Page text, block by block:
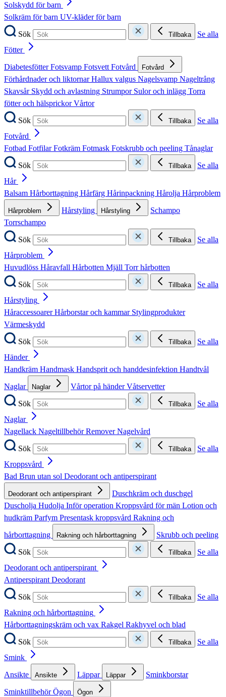
Solskydd för barn
Solkräm för barn UV-kläder för barn
Sök
Tillbaka
Se alla
Fötter
DiabetesfötterFotsvamp FotsvettFotvård Fotvård
Förhårdnader och liktornarHallux valgus Nagelsvamp Nageltrång
Skavsår Skydd och avlastning Strumpor Sulor och inlägg Torra
fötter och hälsprickorVårtor
Sök
Tillbaka
Se alla
Fotvård
Fotbad FotfilarFotkräm Fotmask Fotskrubb och peeling Tånaglar
Sök
Tillbaka
Se alla
Hår
Balsam Hårborttagning Hårfärg Hårinpackning Hårolja Hårproblem
Hårproblem Hårstyling Hårstyling
Schampo
Torrschampo
Sök
Tillbaka
Se alla
Hårproblem
Huvudlöss Håravfall Hårbotten Mjäll Torr hårbotten
Sök
Tillbaka
Se alla
Hårstyling
HåraccessoarerHårborstar och kammar Stylingprodukter
Värmeskydd
Sök
Tillbaka
Se alla
Händer
Handkräm Handmask Handsprit och handdesinfektion Handtvål
Naglar
Naglar Vårtor på händerVåtservetter
Sök
Tillbaka
Se alla
Naglar
Nagellack NageltillbehörRemoverNagelvård
Sök
Tillbaka
Se alla
Kroppsvård
Bad Brun utan sol Deodorant och antiperspirant
Deodorant och antiperspirant
Duschkräm och duschgel
Duscholja Hudolja Inför operation Kroppsvård för män Lotion och
hudkräm Parfym Presentask kroppsvård Rakning och
hårborttagning
Rakning och hårborttagning
Skrubb och peeling
Sök
Tillbaka
Se alla
Deodorant och antiperspirant
AntiperspirantDeodorant
Sök
Tillbaka
Se alla
Rakning och hårborttagning
Hårborttagningskräm och vax Rakgel Rakhyvel och blad
Sök
Tillbaka
Se alla
Smink
Ansikte
Ansikte Läppar Läppar
Sminkborstar
SminktillbehörÖgon Ögon